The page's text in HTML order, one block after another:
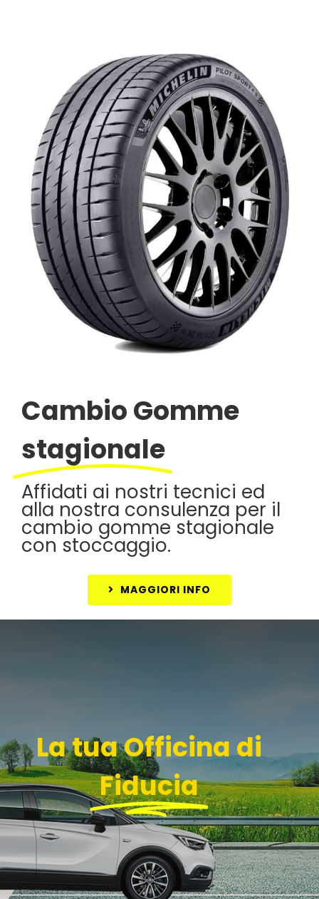
Cambio Gomme
stagionale
Affidati ai nostri tecnici ed
alla nostra consulenza per il
cambio gomme stagionale
con stoccaggio.
MAGGIORI INFO
La tua Officina di
Fiducia